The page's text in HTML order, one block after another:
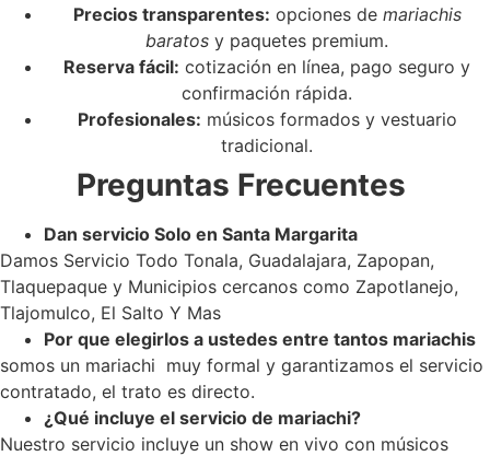
Precios transparentes: opciones de mariachis
baratos y paquetes premium.
Reserva fácil: cotización en línea, pago seguro y
confirmación rápida.
Profesionales: músicos formados y vestuario
tradicional.
Preguntas Frecuentes
Dan servicio Solo en Santa Margarita
Damos Servicio Todo Tonala, Guadalajara, Zapopan,
Tlaquepaque y Municipios cercanos como Zapotlanejo,
Tlajomulco, El Salto Y Mas
Por que elegirlos a ustedes entre tantos mariachis
somos un mariachi muy formal y garantizamos el servicio
contratado, el trato es directo.
¿Qué incluye el servicio de mariachi?
Nuestro servicio incluye un show en vivo con músicos